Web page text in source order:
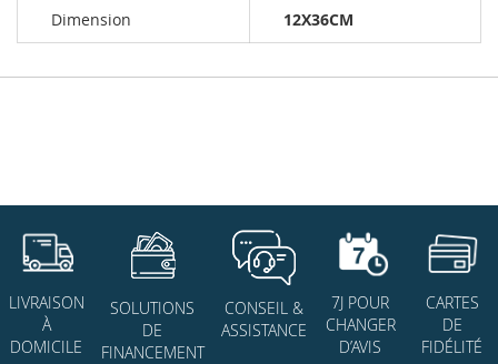
Dimension 12X36CM
LIVRAISON
À
DOMICILE
SOLUTIONS
DE
FINANCEMENT
CONSEIL &
ASSISTANCE
7J POUR
CHANGER
D’AVIS
CARTES
DE
FIDÉLITÉ